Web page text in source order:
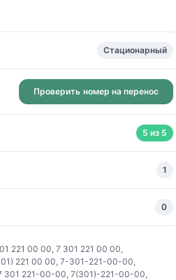
Стационарный
Проверить номер на перенос
5 из 5
1
0
221 00 00 7 301 221 00 00
221 00 00 7-301-221-00-00
301 221-00-00 7(301)-221-00-00